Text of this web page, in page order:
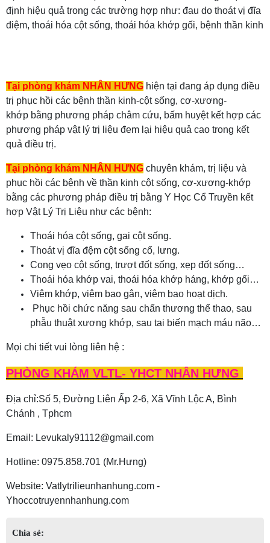
định hiệu quả trong các trường hợp như: đau do thoát vị đĩa
điệm, thoái hóa cột sống, thoái hóa khớp gối, bệnh thần kinh
mắc bệnh tim, phụ nữ có thai hoặc đang hành kinh, cơ thể ở
trạng thái không bình thường ( vừa lao động mệt nhọc, đói ),
người đang đau bụng cơn cần theo dõi ngoại khoa, không
sử dụng trong cấp cứu.
Tại phòng khám NHÂN HƯNG hiện tại đang áp dụng điều
trị phục hồi các bệnh thần kinh-cột sống, cơ-xương-
khớp bằng phương pháp châm cứu, bấm huyệt kết hợp các
phương pháp vật lý trị liệu đem lại hiệu quả cao trong kết
quả điều trị.
Tại phòng khám NHÂN HƯNG chuyên khám, trị liệu và
phục hồi các bệnh về thần kinh cột sống, cơ-xương-khớp
bằng các phương pháp điều trị bằng Y Học Cổ Truyền kết
hợp Vật Lý Trị Liệu như các bệnh:
Thoái hóa cột sống, gai cột sống.
Thoát vị đĩa đệm cột sống cổ, lưng.
Cong vẹo cột sống, trượt đốt sống, xẹp đốt sống…
Thoái hóa khớp vai, thoái hóa khớp háng, khớp gối…
Viêm khớp, viêm bao gân, viêm bao hoạt dịch.
Phục hồi chức năng sau chấn thương thể thao, sau
phẫu thuật xương khớp, sau tai biến mạch máu não…
Mọi chi tiết vui lòng liên hệ :
PHÒNG KHÁM VLTL- YHCT NHÂN HƯNG
Địa chỉ:Số 5, Đường Liên Ấp 2-6, Xã Vĩnh Lộc A, Bình
Chánh , Tphcm
Email: Levukaly91112@gmail.com
Hotline: 0975.858.701 (Mr.Hưng)
Website: Vatlytrilieunhanhung.com -
Yhoccotruyennhanhung.com
Chia sẻ: